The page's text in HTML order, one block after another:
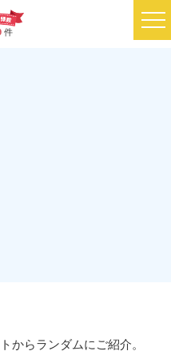
件
からランダムにご紹介。